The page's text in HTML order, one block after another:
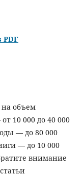
PDF
на объем
10 000 до 40 000
— до 80 000
— до 10 000
внимание